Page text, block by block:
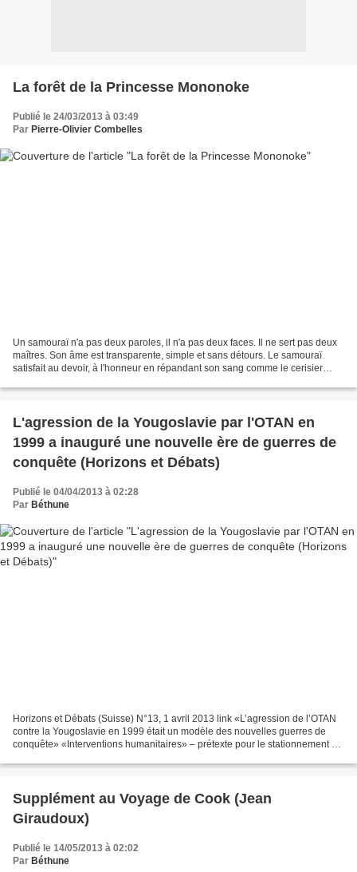
La forêt de la Princesse Mononoke
Publié le 24/03/2013 à 03:49
Par Pierre-Olivier Combelles
Un samouraï n'a pas deux paroles, il n'a pas deux faces. Il ne sert pas deux
maîtres. Son âme est transparente, simple et sans détours. Le samouraï
satisfait au devoir, à l'honneur en répandant son sang comme le cerisier
L'agression de la Yougoslavie par l'OTAN en
1999 a inauguré une nouvelle ère de guerres de
conquête (Horizons et Débats)
Publié le 04/04/2013 à 02:28
Par Béthune
Horizons et Débats (Suisse) N°13, 1 avril 2013 link «L’agression de l’OTAN
contre la Yougoslavie en 1999 était un modèle des nouvelles guerres de
conquête» «Interventions humanitaires» – prétexte pour le stationnement de
Supplément au Voyage de Cook (Jean
Giraudoux)
Publié le 14/05/2013 à 02:02
Par Béthune